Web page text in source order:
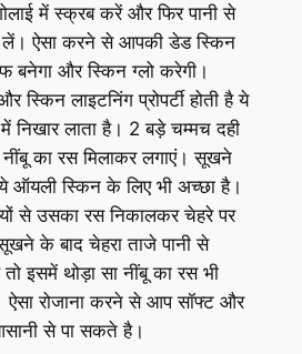
में स्‍क्रब करें और फिर पानी से
लें। ऐसा करने से आपकी डेड स्‍किन
बनेगा और स्‍किन ग्‍लो करेगी।
स्किन लाइटनिंग प्रोपर्टी होती है ये
निखार लाता है। 2 बड़े चम्मच दही
का रस मिलाकर लगाएं। सूखने
ऑयली स्किन के लिए भी अच्छा है।
से उसका रस निकालकर चेहरे पर
के बाद चेहरा ताजे पानी से
इसमें थोड़ा सा नींबू का रस भी
ऐसा रोजाना करने से आप सॉफ्ट और
से पा सकते है।